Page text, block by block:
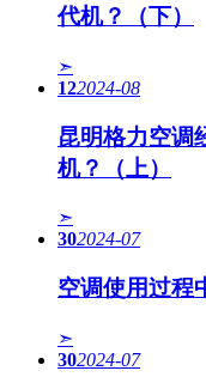
代机？（下）
➣
122024-08
昆明格力空调
机？（上）
➣
302024-07
空调使用过程
➣
302024-07